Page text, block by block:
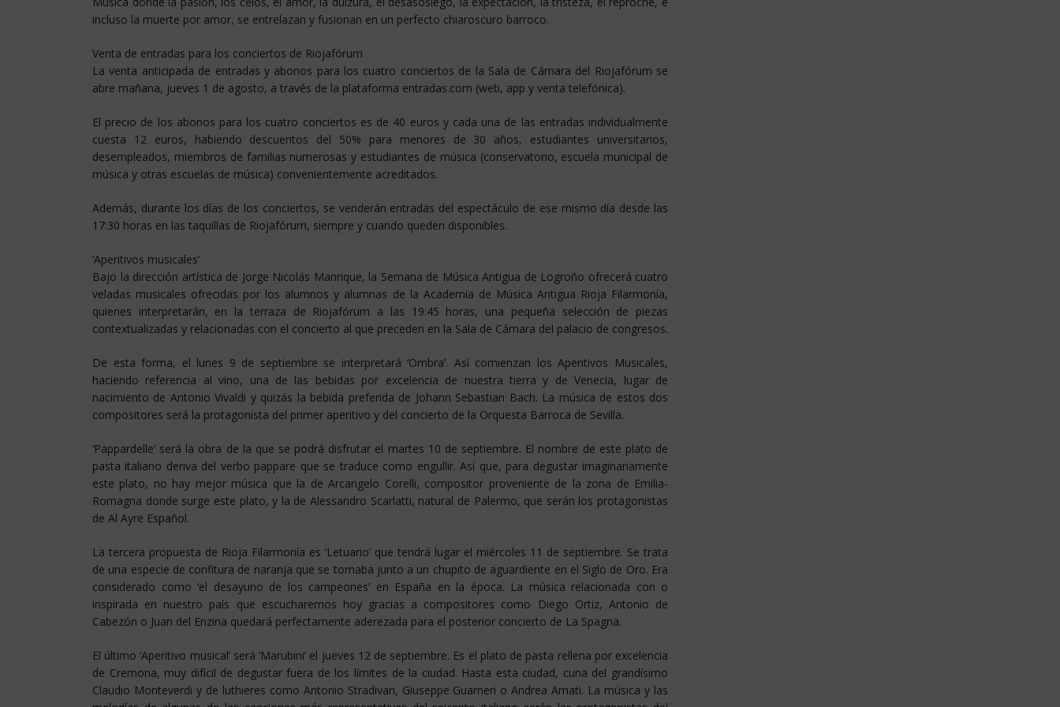
incluso la muerte por amor, se entrelazan y fusionan en un perfecto chiaroscuro barroco.
Venta de entradas para los conciertos de Riojafórum
La venta anticipada de entradas y abonos para los cuatro conciertos de la Sala de Cámara del Riojafórum se
abre mañana, jueves 1 de agosto, a través de la plataforma entradas.com (web, app y venta telefónica).
El precio de los abonos para los cuatro conciertos es de 40 euros y cada una de las entradas individualmente
cuesta 12 euros, habiendo descuentos del 50% para menores de 30 años, estudiantes universitarios,
desempleados, miembros de familias numerosas y estudiantes de música (conservatorio, escuela municipal de
música y otras escuelas de música) convenientemente acreditados.
Además, durante los días de los conciertos, se venderán entradas del espectáculo de ese mismo día desde las
17:30 horas en las taquillas de Riojafórum, siempre y cuando queden disponibles.
‘Aperitivos musicales’
Bajo la dirección artística de Jorge Nicolás Manrique, la Semana de Música Antigua de Logroño ofrecerá cuatro
veladas musicales ofrecidas por los alumnos y alumnas de la Academia de Música Antigua Rioja Filarmonía,
quienes interpretarán, en la terraza de Riojafórum a las 19:45 horas, una pequeña selección de piezas
contextualizadas y relacionadas con el concierto al que preceden en la Sala de Cámara del palacio de congresos.
De esta forma, el lunes 9 de septiembre se interpretará ‘Ombra’. Así comienzan los Aperitivos Musicales,
haciendo referencia al vino, una de las bebidas por excelencia de nuestra tierra y de Venecia, lugar de
nacimiento de Antonio Vivaldi y quizás la bebida preferida de Johann Sebastian Bach. La música de estos dos
compositores será la protagonista del primer aperitivo y del concierto de la Orquesta Barroca de Sevilla.
‘Pappardelle’ será la obra de la que se podrá disfrutar el martes 10 de septiembre. El nombre de este plato de
pasta italiano deriva del verbo pappare que se traduce como engullir. Así que, para degustar imaginariamente
este plato, no hay mejor música que la de Arcangelo Corelli, compositor proveniente de la zona de Emilia-
Romagna donde surge este plato, y la de Alessandro Scarlatti, natural de Palermo, que serán los protagonistas
de Al Ayre Español.
La tercera propuesta de Rioja Filarmonía es ‘Letuario’ que tendrá lugar el miércoles 11 de septiembre. Se trata
de una especie de confitura de naranja que se tomaba junto a un chupito de aguardiente en el Siglo de Oro. Era
considerado como ‘el desayuno de los campeones’ en España en la época. La música relacionada con o
inspirada en nuestro país que escucharemos hoy gracias a compositores como Diego Ortiz, Antonio de
Cabezón o Juan del Enzina quedará perfectamente aderezada para el posterior concierto de La Spagna.
El último ‘Aperitivo musical’ será ‘Marubini’ el jueves 12 de septiembre. Es el plato de pasta rellena por excelencia
de Cremona, muy difícil de degustar fuera de los límites de la ciudad. Hasta esta ciudad, cuna del grandísimo
Claudio Monteverdi y de luthieres como Antonio Stradivari, Giuseppe Guarneri o Andrea Amati. La música y las